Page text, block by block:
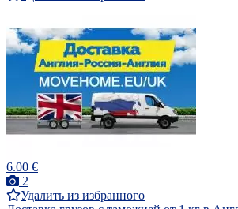
6.00 €
2
Удалить из избранного